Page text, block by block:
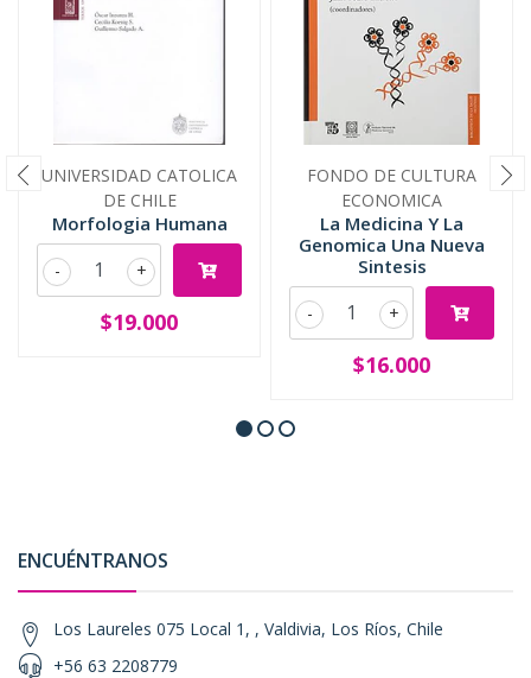
UNIVERSIDAD CATOLICA
DE CHILE
Morfologia Humana
+
-
$19.000
FONDO DE CULTURA
ECONOMICA
La Medicina Y La
Genomica Una Nueva
Sintesis
+
-
$16.000
ENCUÉNTRANOS
Los Laureles 075 Local 1, , Valdivia, Los Ríos, Chile
+56 63 2208779